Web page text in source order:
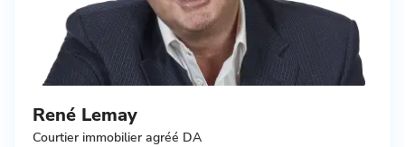
René Lemay
Courtier immobilier agréé DA